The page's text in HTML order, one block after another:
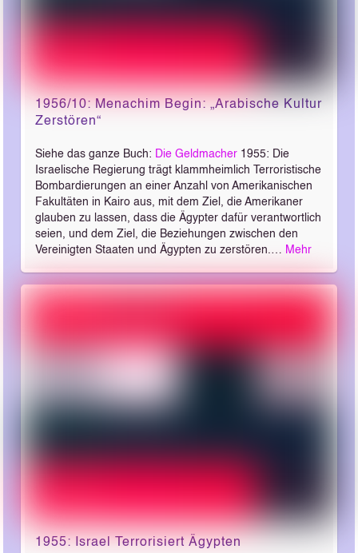
1956/10: Menachim Begin: „Arabische Kultur
Zerstören“
Siehe das ganze Buch: Die Geldmacher 1955: Die
Israelische Regierung trägt klammheimlich Terroristische
Bombardierungen an einer Anzahl von Amerikanischen
Fakultäten in Kairo aus, mit dem Ziel, die Amerikaner
glauben zu lassen, dass die Ägypter dafür verantwortlich
seien, und dem Ziel, die Beziehungen zwischen den
Vereinigten Staaten und Ägypten zu zerstören.… Mehr
1955: Israel Terrorisiert Ägypten